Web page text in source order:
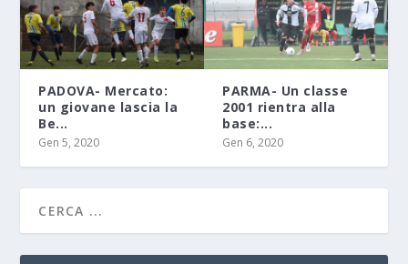
PADOVA- Mercato:
un giovane lascia la
Be...
Gen 5, 2020
PARMA- Un classe
2001 rientra alla
base:...
Gen 6, 2020